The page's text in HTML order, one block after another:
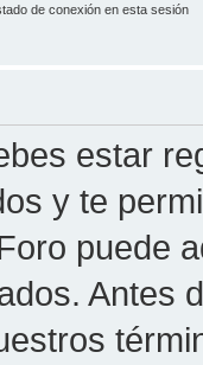
de conexión en esta sesión
estar
y te
puede
Antes